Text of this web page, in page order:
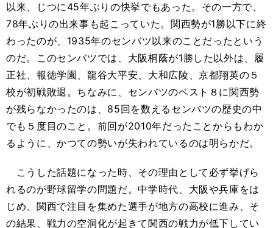
以来、じつに45年ぶりの快挙でもあった。その一方で、
78年ぶりの出来事も起こっていた。関西勢が1勝以下に終
わったのが、1935年のセンバツ以来のことだったという
のだ。このセンバツでは、大阪桐蔭が1勝した以外は、履
正社、報徳学園、龍谷大平安、大和広陵、京都翔英の５
校が初戦敗退。ちなみに、センバツのベスト８に関西勢
が残らなかったのは、85回を数えるセンバツの歴史の中
でも５度目のこと。前回が2010年だったことからもわか
るように、かつての勢いが失われているのは明らかだ。
こうした話題になった時、その理由として必ず挙げら
れるのが野球留学の問題だ。中学時代、大阪や兵庫をは
じめ、関西で注目を集めた選手が地方の高校に進み、そ
の結果、戦力の空洞化が起きて関西の戦力が低下してい